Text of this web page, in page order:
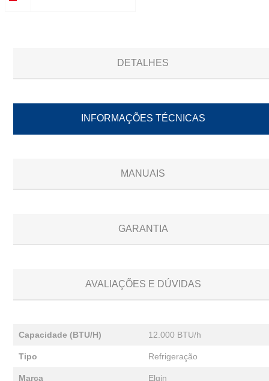
DETALHES
INFORMAÇÕES TÉCNICAS
MANUAIS
GARANTIA
AVALIAÇÕES E DÚVIDAS
Capacidade (BTU/H) 12.000 BTU/h
Tipo Refrigeração
Marca Elgin